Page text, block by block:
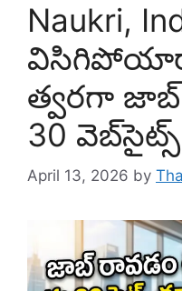
Naukri,
త్వరగా
30
April 13, 2026 by